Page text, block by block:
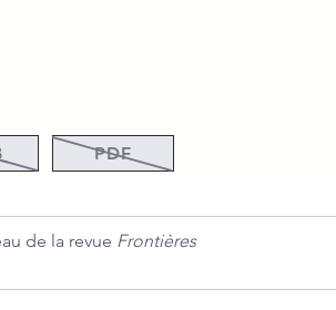
PDF
de la revue Frontières